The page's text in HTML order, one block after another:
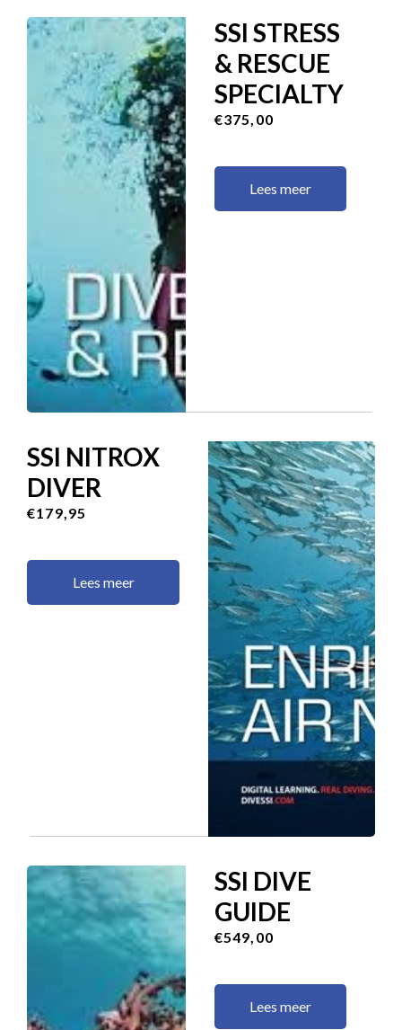
SSI STRESS
& RESCUE
SPECIALTY
€375,00
Lees meer
SSI NITROX
DIVER
€179,95
Lees meer
SSI DIVE
GUIDE
€549,00
Lees meer